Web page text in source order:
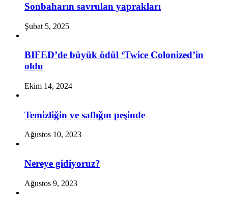
Sonbaharın savrulan yaprakları
Şubat 5, 2025
BIFED’de büyük ödül ‘Twice Colonized’in
oldu
Ekim 14, 2024
Temizliğin ve saflığın peşinde
Ağustos 10, 2023
Nereye gidiyoruz?
Ağustos 9, 2023